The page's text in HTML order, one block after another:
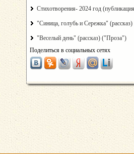
Стихотворения- 2024 год
"Синица, голубь и Сережка"
"Веселый день" (рассказ) ("Проза")
Поделиться в социальных сетях